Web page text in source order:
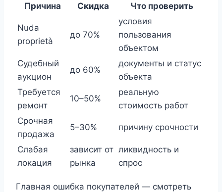
Причина Скидка Что проверить
Nuda
proprietà
до 70%
условия
пользования
объектом
Судебный
аукцион
до 60%
документы и статус
объекта
Требуется
ремонт
10–50%
реальную
стоимость работ
Срочная
продажа
5–30% причину срочности
Слабая
локация
зависит от
рынка
ликвидность и
спрос
Главная ошибка покупателей — смотреть